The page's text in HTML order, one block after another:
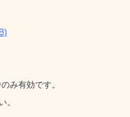
み有効です。
。